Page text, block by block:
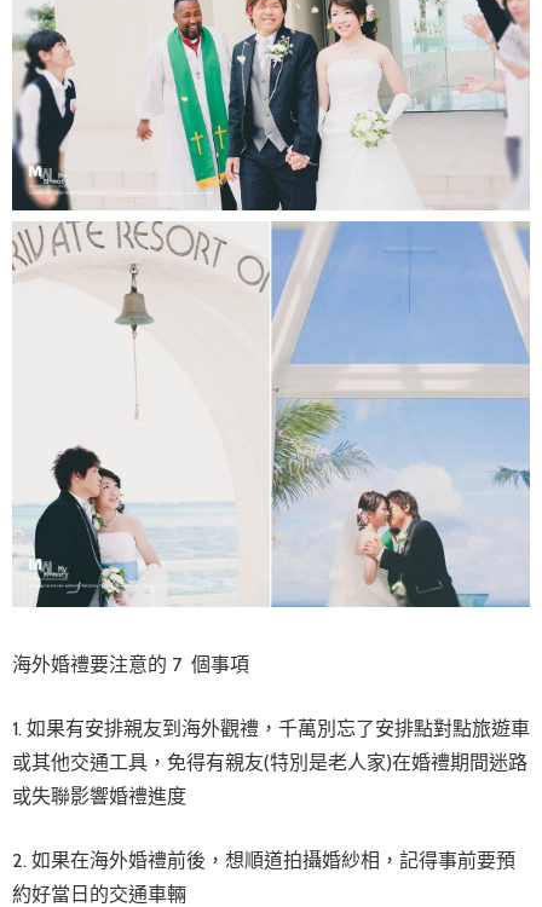
海外婚禮要注意的 7 個事項
1. 如果有安排親友到海外觀禮，千萬別忘了安排點對點旅遊車
或其他交通工具，免得有親友(特別是老人家)在婚禮期間迷路
或失聯影響婚禮進度
2. 如果在海外婚禮前後，想順道拍攝婚紗相，記得事前要預
約好當日的交通車輛